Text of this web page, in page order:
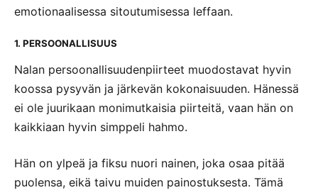
emotionaalisessa sitoutumisessa leffaan.
1. PERSOONALLISUUS
Nalan persoonallisuudenpiirteet muodostavat hyvin
koossa pysyvän ja järkevän kokonaisuuden. Hänessä
ei ole juurikaan monimutkaisia piirteitä, vaan hän on
kaikkiaan hyvin simppeli hahmo.
Hän on ylpeä ja fiksu nuori nainen, joka osaa pitää
puolensa, eikä taivu muiden painostuksesta. Tämä